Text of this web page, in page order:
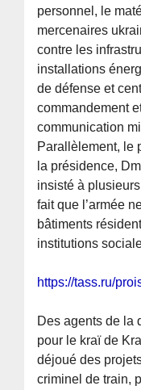
personnel, le
mercenaires
contre les
installations
de défense et
commandement
communication
Parallèlement, le
la présidence,
insisté à
fait que l’armée
bâtiments
institutions
https://tass.ru/
Des agents de la
pour le kraï de
déjoué des
criminel de train,